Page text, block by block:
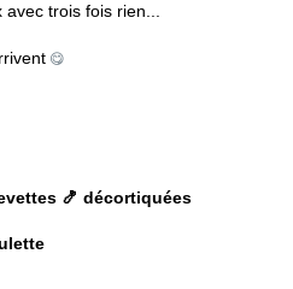
trois fois rien...
😋
🍤 décortiquées